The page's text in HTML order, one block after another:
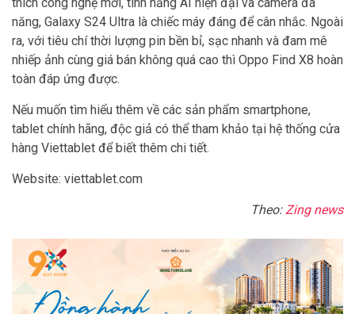
năng, Galaxy S24 Ultra là chiếc máy đáng để cân nhắc. Ngoài
ra, với tiêu chí thời lượng pin bền bỉ, sạc nhanh và đam mê
nhiếp ảnh cùng giá bán không quá cao thì Oppo Find X8 hoàn
toàn đáp ứng được.
Nếu muốn tìm hiểu thêm về các sản phẩm smartphone,
tablet chính hãng, độc giả có thể tham khảo tại hệ thống cửa
hàng Viettablet để biết thêm chi tiết.
Website: viettablet.com
Theo:Zing news